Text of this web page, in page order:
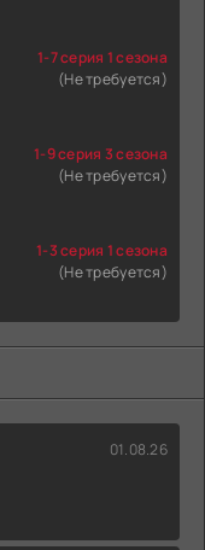
1-7 серия 1 сезона
(Не требуется)
1-9 серия 3 сезона
(Не требуется)
1-3 серия 1 сезона
(Не требуется)
01.08.26